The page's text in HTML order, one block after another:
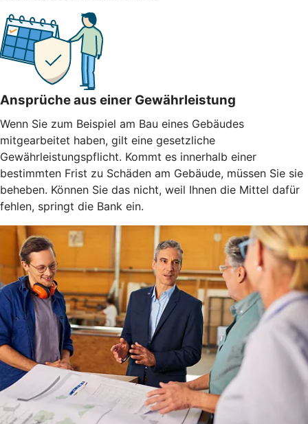
Ansprüche aus einer Gewährleistung
Wenn Sie zum Beispiel am Bau eines Gebäudes
mitgearbeitet haben, gilt eine gesetzliche
Gewährleistungspflicht. Kommt es innerhalb einer
bestimmten Frist zu Schäden am Gebäude, müssen Sie sie
beheben. Können Sie das nicht, weil Ihnen die Mittel dafür
fehlen, springt die Bank ein.